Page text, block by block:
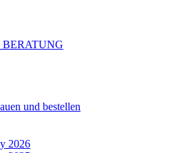
BERATUNG
und bestellen
2026